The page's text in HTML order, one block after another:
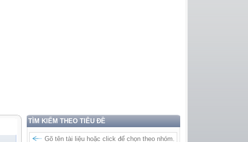
TÌM KIẾM THEO TIÊU ĐỀ